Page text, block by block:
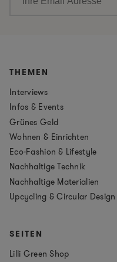
THEMEN
Interviews
Infos & Events
Grünes Geld
Wohnen & Einrichten
Eco-Fashion & Lifestyle
Nachhaltige Technik
Nachhaltige Materialien
Upcycling & Circular Design
SEITEN
Lilli Green Shop